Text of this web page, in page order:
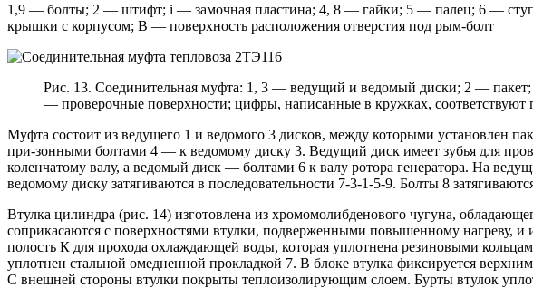
1,9 — болты; 2 — штифт; і — замочная пластина; 4, 8 — гайки; 5 — палец; 6 —
крышки с корпусом; В — поверхность расположения отверстия под рым-болт
Рис. 13. Соединительная муфта: 1, 3 — ведущий и ведомый диски; 2 —
— проверочные поверхности; цифры, написанные в кружках, соответствуют
Муфта состоит из ведущего 1 и ведомого 3 дисков, между которыми установлен
при-зонными болтами 4 — к ведомому диску 3. Ведущий диск имеет зубья для
коленчатому валу, а ведомый диск — болтами 6 к валу ротора генератора. На
ведомому диску затягиваются в последовательности 7-3-1-5-9. Болты 8
Втулка цилиндра (рис. 14) изготовлена из хромомолибденового чугуна,
соприкасаются с поверхностями втулки, подверженными повышенному нагреву,
полость К для прохода охлаждающей воды, которая уплотнена резиновыми
уплотнен стальной омедненной прокладкой 7. В блоке втулка фиксируется
С внешней стороны втулки покрыты теплоизолирующим слоем. Бурты втулок